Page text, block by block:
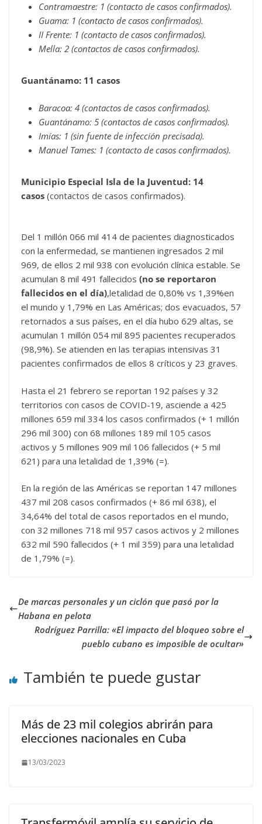
Contramaestre: 1 (contacto de casos confirmados).
Guama: 1 (contacto de casos confirmados).
II Frente: 1 (contacto de casos confirmados).
Mella: 2 (contactos de casos confirmados).
Guantánamo: 11 casos
Baracoa: 4 (contactos de casos confirmados).
Guantánamo: 5 (contactos de casos confirmados).
Imías: 1 (sin fuente de infección precisada).
Manuel Tames: 1 (contacto de casos confirmados).
Municipio Especial Isla de la Juventud: 14
casos (contactos de casos confirmados).
Del 1 millón 066 mil 414 de pacientes diagnosticados
con la enfermedad, se mantienen ingresados 2 mil
969, de ellos 2 mil 938 con evolución clínica estable. Se
acumulan 8 mil 491 fallecidos (no se reportaron
fallecidos en el día),letalidad de 0,80% vs 1,39%en
el mundo y 1,79% en Las Américas; dos evacuados, 57
retornados a sus países, en el día hubo 629 altas, se
acumulan 1 millón 054 mil 895 pacientes recuperados
(98,9%). Se atienden en las terapias intensivas 31
pacientes confirmados de ellos 8 críticos y 23 graves.
Hasta el 21 febrero se reportan 192 países y 32
territorios con casos de COVID-19, asciende a 425
millones 659 mil 334 los casos confirmados (+ 1 millón
296 mil 300) con 68 millones 189 mil 105 casos
activos y 5 millones 909 mil 106 fallecidos (+ 5 mil
621) para una letalidad de 1,39% (=).
En la región de las Américas se reportan 147 millones
437 mil 208 casos confirmados (+ 86 mil 638), el
34,64% del total de casos reportados en el mundo,
con 32 millones 718 mil 957 casos activos y 2 millones
632 mil 590 fallecidos (+ 1 mil 359) para una letalidad
de 1,79% (=).
De marcas personales y un ciclón que pasó por la
Habana en pelota
Rodríguez Parrilla: «El impacto del bloqueo sobre el
pueblo cubano es imposible de ocultar»
También te puede gustar
Más de 23 mil colegios abrirán para
elecciones nacionales en Cuba
13/03/2023